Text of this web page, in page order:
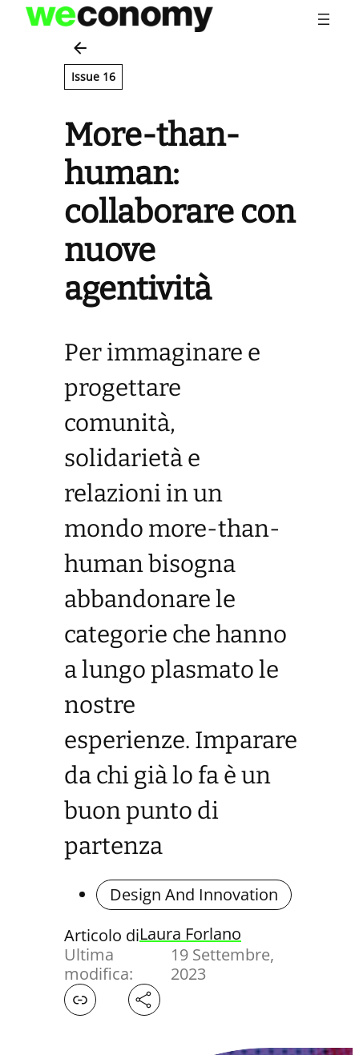
Vai
contenuto
Issue 16
More-than-
human:
collaborare con
nuove
agentività
Per immaginare e
progettare
comunità,
solidarietà e
relazioni in un
mondo more-than-
human bisogna
abbandonare le
categorie che hanno
a lungo plasmato le
nostre
esperienze. Imparare
da chi già lo fa è un
buon punto di
partenza
Design And Innovation
Articolo diLaura Forlano
Ultima
modifica:
19 Settembre,
2023